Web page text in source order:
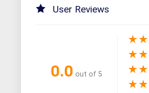
User Reviews
0.0 out of 5
★★
★★
★★
★★